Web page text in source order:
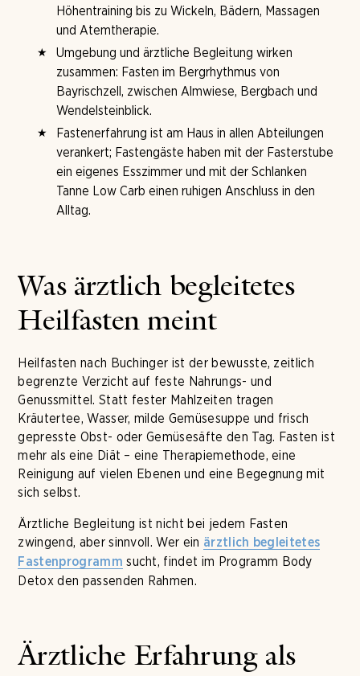
Höhentraining bis zu Wickeln, Bädern, Massagen
und Atemtherapie.
Umgebung und ärztliche Begleitung wirken
zusammen: Fasten im Bergrhythmus von
Bayrischzell, zwischen Almwiese, Bergbach und
Wendelsteinblick.
Fastenerfahrung ist am Haus in allen Abteilungen
verankert; Fastengäste haben mit der Fasterstube
ein eigenes Esszimmer und mit der Schlanken
Tanne Low Carb einen ruhigen Anschluss in den
Alltag.
Was ärztlich begleitetes
Heilfasten meint
Heilfasten nach Buchinger ist der bewusste, zeitlich
begrenzte Verzicht auf feste Nahrungs- und
Genussmittel. Statt fester Mahlzeiten tragen
Kräutertee, Wasser, milde Gemüsesuppe und frisch
gepresste Obst- oder Gemüsesäfte den Tag. Fasten ist
mehr als eine Diät – eine Therapiemethode, eine
Reinigung auf vielen Ebenen und eine Begegnung mit
sich selbst.
Ärztliche Begleitung ist nicht bei jedem Fasten
zwingend, aber sinnvoll. Wer ein ärztlich begleitetes
Fastenprogramm sucht, findet im Programm Body
Detox den passenden Rahmen.
Ärztliche Erfahrung als